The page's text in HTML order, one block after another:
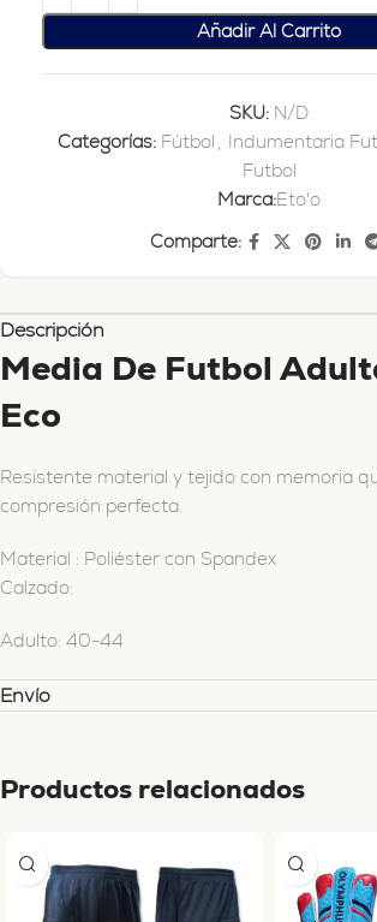
Añadir Al Carrito
SKU: N/D
Categorías: Fútbol , Indumentaria
Futbol
Marca:Eto'o
Comparte:
Descripción
Media De Futbol
Eco
Resistente material y tejido con memoria
compresión perfecta.
Material : Poliéster con Spandex
Calzado:
Adulto: 40-44
Envío
Productos relacionados